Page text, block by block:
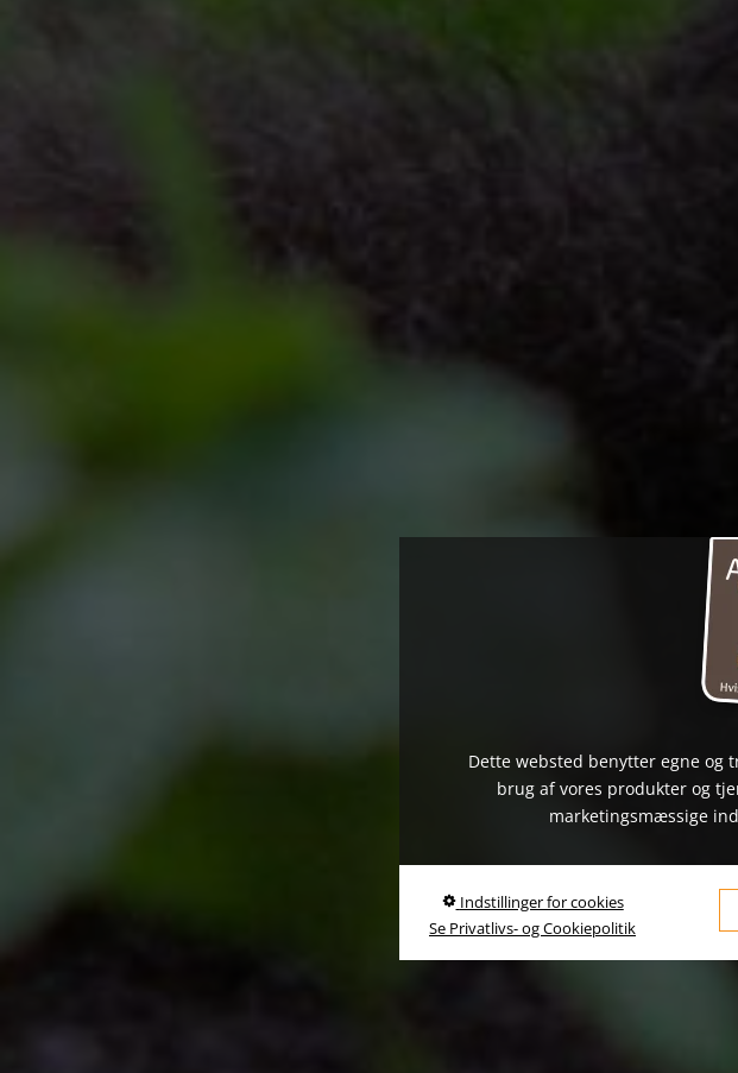
Dette websted benytter egne og
brug af vores produkter og
marketingsmæssige
Indstillinger for cookies
Se Privatlivs- og Cookiepolitik